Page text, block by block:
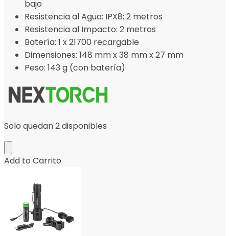
bajo
Resistencia al Agua: IPX8; 2 metros
Resistencia al Impacto: 2 metros
Batería: 1 x 21700 recargable
Dimensiones: 148 mm x 38 mm x 27 mm
Peso: 143 g (con batería)
Solo quedan 2 disponibles
Add to Carrito